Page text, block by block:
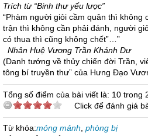
Trích từ “Binh thư yếu lược”
“Phàm người giỏi cầm quân thì không
trận thì không cần phải đánh, người
có thua thì cũng không chết”…”
Nhân Huệ Vương Trần Khánh Dư
(Danh tướng về thủy chiến đời Trần,
tông bí truyền thư” của Hưng Đạo
Tổng số điểm của bài viết là: 10 trong
Click để đánh giá
Từ khóa:mỏng mảnh phòng bị